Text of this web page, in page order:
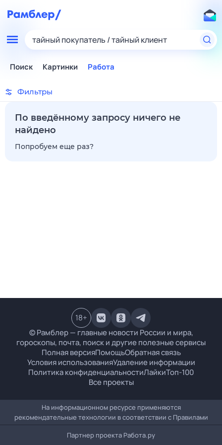
тайный покупатель / тайный клиент
Поиск Картинки Работа
Фильтры
По введённому запросу ничего не
найдено
Попробуем еще раз?
© Рамблер — главные новости России и мира,
гороскопы, почта, поиск и другие полезные сервисы
Полная версияПомощьОбратная связь
Условия использованияУдаление информации
Политика конфиденциальностиЛайкиТоп-100
Все проекты
18+
На информационном ресурсе применяются
рекомендательные технологии в соответствии с Правилами
Партнер проекта Работа.ру